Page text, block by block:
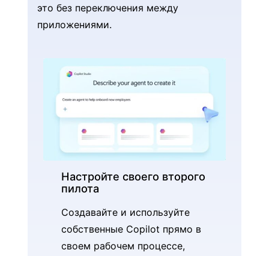
это без переключения между
приложениями.
Настройте своего второго
пилота
Создавайте и используйте
собственные Copilot прямо в
своем рабочем процессе,